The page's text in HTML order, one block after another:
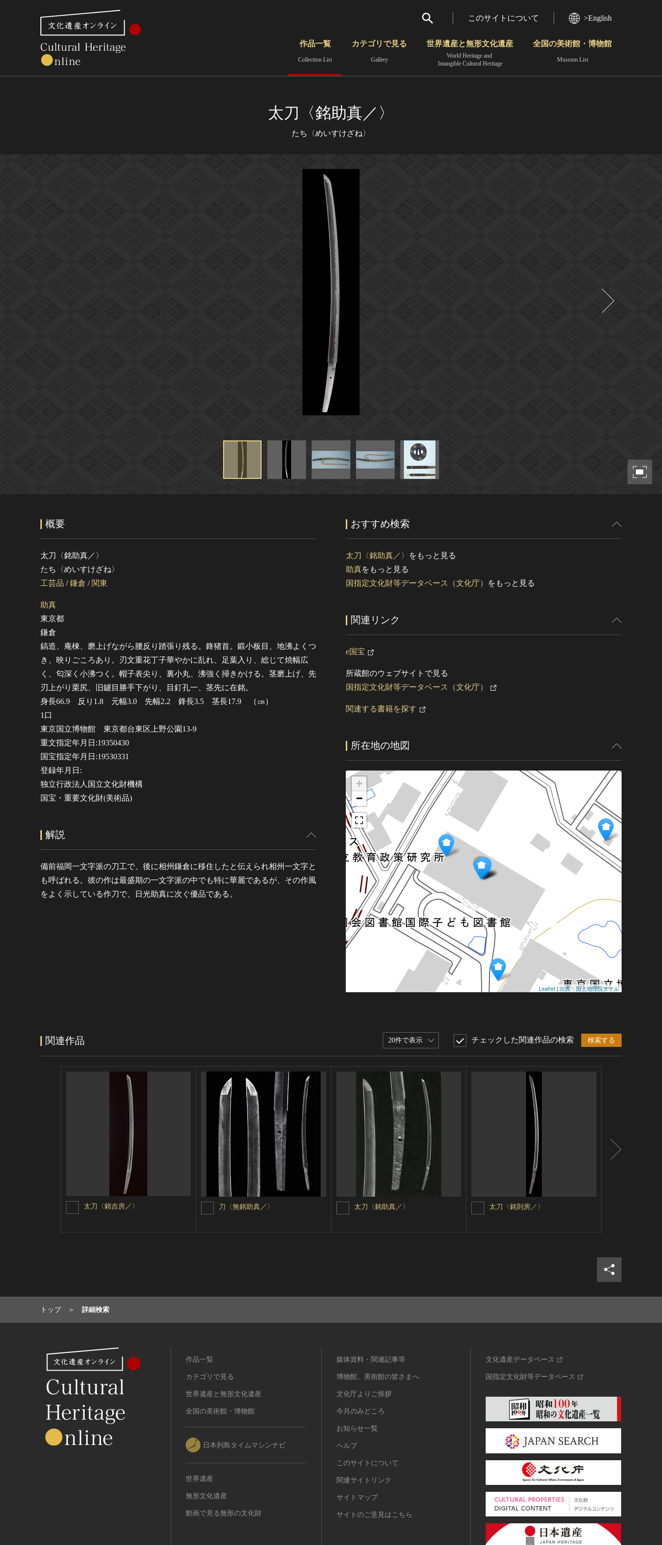
さらに詳細検索
このサイトについて >English
作品一覧
Collection List
カテゴリで見る
Gallery
世界遺産と無形文化遺産
World Heritage and
Intangible Cultural Heritage
全国の美術館・博物館
Museum List
太刀〈銘助真／〉
たち〈めいすけざね〉
概要
太刀〈銘助真／〉
たち〈めいすけざね〉
工芸品 /鎌倉 / 関東
助真
東京都
鎌倉
鎬造、庵棟、磨上げながら腰反り踏張り残る。鋒猪首。鍛小板目、地沸よくつ
き、映りごころあり。刃文重花丁子華やかに乱れ、足葉入り、総じて焼幅広
く、匂深く小沸つく。帽子表尖り、裏小丸、沸強く掃きかける。茎磨上げ、先
刃上がり栗尻、旧鑢目勝手下がり、目釘孔一、茎先に在銘。
身長66.9 反り1.8 元幅3.0 先幅2.2 鋒長3.5 茎長17.9 （㎝）
1口
東京国立博物館 東京都台東区上野公園13-9
重文指定年月日:19350430
国宝指定年月日:19530331
登録年月日:
独立行政法人国立文化財機構
国宝・重要文化財(美術品)
解説
備前福岡一文字派の刀工で、後に相州鎌倉に移住したと伝えられ相州一文字と
も呼ばれる。彼の作は最盛期の一文字派の中でも特に華麗であるが、その作風
をよく示している作刀で、日光助真に次ぐ優品である。
おすすめ検索
太刀〈銘助真／〉
をもっと見る
助真をもっと見る
国指定文化財等データベース（文化庁）
をもっと見る
関連リンク
e国宝
所蔵館のウェブサイトで見る
国指定文化財等データベース（文化庁）
関連する書籍を探す
所在地の地図
+
−
Leaflet | 出典：国土地理院タイル
関連作品 20件で表示 チェックした関連作品の検索 検索する
太刀〈銘吉房／〉 刀〈無銘助真／〉 太刀〈銘助真／〉 太刀〈銘則房／〉
トップ 詳細検索
作品一覧
カテゴリで見る
世界遺産と無形文化遺産
全国の美術館・博物館
日本列島タイムマシンナビ
世界遺産
無形文化遺産
動画で見る無形の文化財
媒体資料・関連記事等
博物館、美術館の皆さまへ
文化庁よりご挨拶
今月のみどころ
お知らせ一覧
ヘルプ
このサイトについて
関連サイトリンク
サイトマップ
サイトのご意見はこちら
文化遺産データベース
国指定文化財等データベース